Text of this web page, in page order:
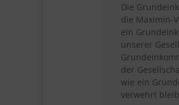
Die
die Maximin-
ein
unserer
der
wie ein
verwehrt